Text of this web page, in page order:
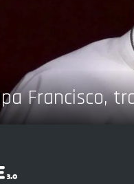
Francisco,